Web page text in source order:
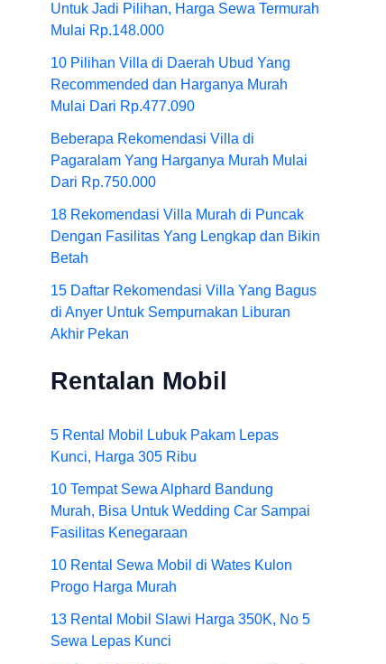
Untuk Jadi Pilihan, Harga Sewa Termurah
Mulai Rp.148.000
10 Pilihan Villa di Daerah Ubud Yang
Recommended dan Harganya Murah
Mulai Dari Rp.477.090
Beberapa Rekomendasi Villa di
Pagaralam Yang Harganya Murah Mulai
Dari Rp.750.000
18 Rekomendasi Villa Murah di Puncak
Dengan Fasilitas Yang Lengkap dan Bikin
Betah
15 Daftar Rekomendasi Villa Yang Bagus
di Anyer Untuk Sempurnakan Liburan
Akhir Pekan
Rentalan Mobil
5 Rental Mobil Lubuk Pakam Lepas
Kunci, Harga 305 Ribu
10 Tempat Sewa Alphard Bandung
Murah, Bisa Untuk Wedding Car Sampai
Fasilitas Kenegaraan
10 Rental Sewa Mobil di Wates Kulon
Progo Harga Murah
13 Rental Mobil Slawi Harga 350K, No 5
Sewa Lepas Kunci